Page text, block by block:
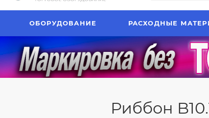
ОБОРУДОВАНИЕ РАСХОДНЫЕ
Риббон